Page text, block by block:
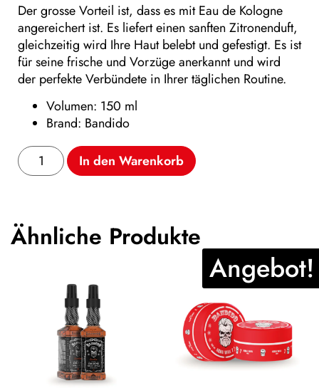
Der grosse Vorteil ist, dass es mit Eau de Kologne
angereichert ist. Es liefert einen sanften Zitronenduft,
gleichzeitig wird Ihre Haut belebt und gefestigt. Es ist
für seine frische und Vorzüge anerkannt und wird
der perfekte Verbündete in Ihrer täglichen Routine.
Volumen: 150 ml
Brand: Bandido
In den Warenkorb
Ähnliche Produkte
Angebot!